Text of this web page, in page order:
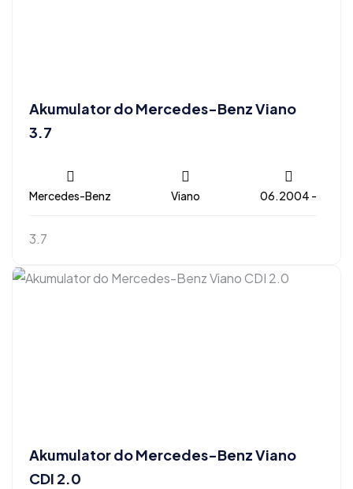
Akumulator do Mercedes-Benz Viano
3.7
Mercedes-Benz Viano 06.2004 -
3.7
Akumulator do Mercedes-Benz Viano
CDI 2.0